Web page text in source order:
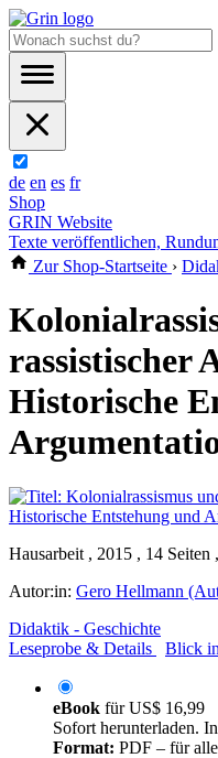
de en es fr
Shop
GRIN Website
Texte veröffentlichen,
Zur Shop-Startseite ›
rassistischer
Historische
Hausarbeit , 2015 , 14 Seiten
Autor:in: Gero Hellmann
Didaktik - Geschichte
Leseprobe & Details
Blick
eBook fürUS$ 16,99
Sofort herunterladen.
Format: PDF – für